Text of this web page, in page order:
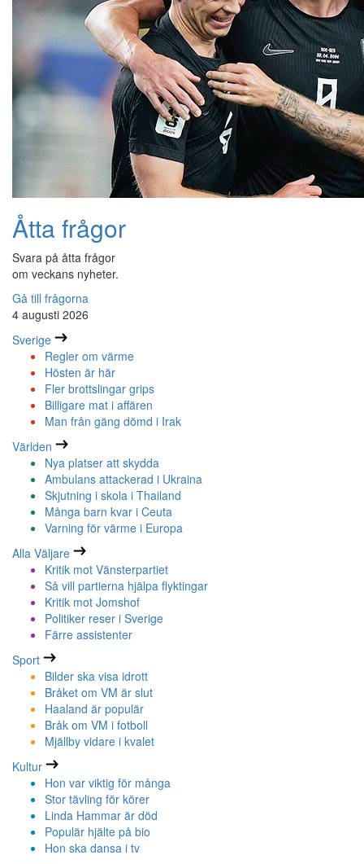
Åtta frågor
Svara på åtta frågor
om veckans nyheter.
Gå till frågorna
4 augusti 2026
Sverige
Regler om värme
Hösten är här
Fler brottslingar grips
Billigare mat i affären
Man från gäng dömd i Irak
Världen
Nya platser att skydda
Ambulans attackerad i Ukraina
Skjutning i skola i Thailand
Många barn kvar i Ceuta
Varning för värme i Europa
Alla Väljare
Kritik mot Vänsterpartiet
Så vill partierna hjälpa flyktingar
Kritik mot Jomshof
Politiker reser i Sverige
Färre assistenter
Sport
Bilder ska visa idrott
Bråket om VM är slut
Haaland är populär
Bråk om VM i fotboll
Mjällby vidare i kvalet
Kultur
Hon var viktig för många
Stor tävling för körer
Linda Hammar är död
Populär hjälte på bio
Hon ska dansa i tv